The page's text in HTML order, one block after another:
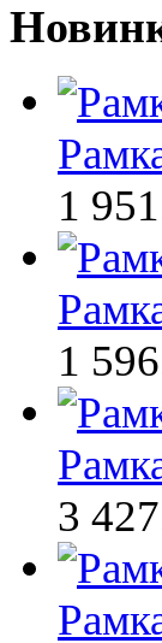
1
1
3